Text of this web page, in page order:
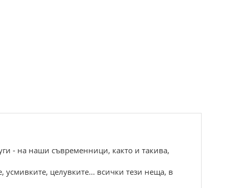
- на наши съвременници, както и такива,
целувките... всички тези неща, в